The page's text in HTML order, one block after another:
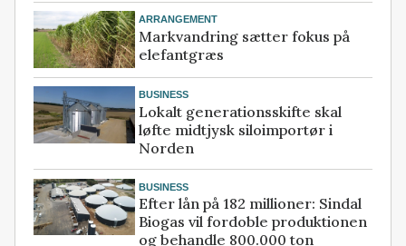
ARRANGEMENT
Markvandring sætter fokus på
elefantgræs
BUSINESS
Lokalt generationsskifte skal
løfte midtjysk siloimportør i
Norden
BUSINESS
Efter lån på 182 millioner: Sindal
Biogas vil fordoble produktionen
og behandle 800.000 ton